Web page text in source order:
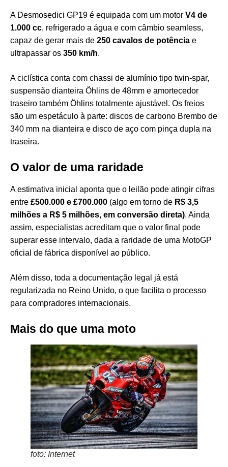
A Desmosedici GP19 é equipada com um motor V4 de
1.000 cc, refrigerado a água e com câmbio seamless,
capaz de gerar mais de 250 cavalos de potência e
ultrapassar os 350 km/h.
A ciclística conta com chassi de alumínio tipo twin-spar,
suspensão dianteira Öhlins de 48mm e amortecedor
traseiro também Öhlins totalmente ajustável. Os freios
são um espetáculo à parte: discos de carbono Brembo de
340 mm na dianteira e disco de aço com pinça dupla na
traseira.
O valor de uma raridade
A estimativa inicial aponta que o leilão pode atingir cifras
entre £500.000 e £700.000 (algo em torno de R$ 3,5
milhões a R$ 5 milhões, em conversão direta). Ainda
assim, especialistas acreditam que o valor final pode
superar esse intervalo, dada a raridade de uma MotoGP
oficial de fábrica disponível ao público.
Além disso, toda a documentação legal já está
regularizada no Reino Unido, o que facilita o processo
para compradores internacionais.
Mais do que uma moto
foto: Internet